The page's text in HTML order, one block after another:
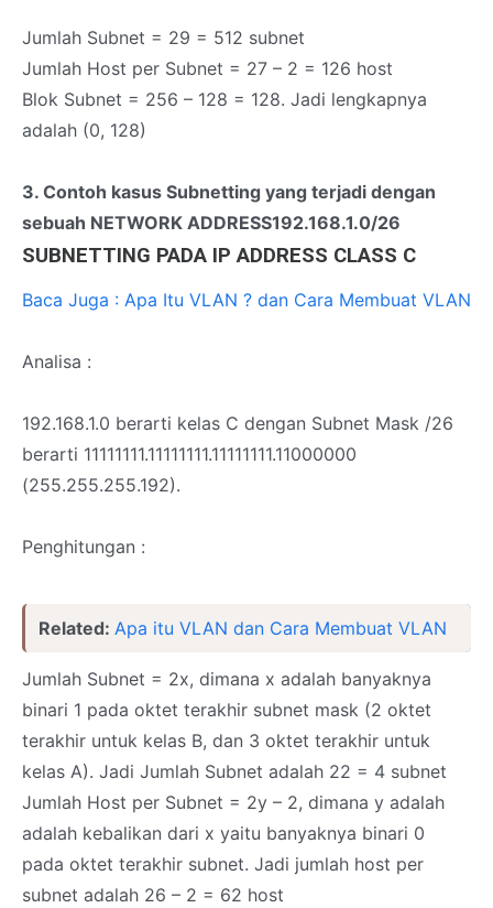
Jumlah Subnet = 29 = 512 subnet
Jumlah Host per Subnet = 27 – 2 = 126 host
Blok Subnet = 256 – 128 = 128. Jadi lengkapnya
adalah (0, 128)
3. Contoh kasus Subnetting yang terjadi dengan
sebuah NETWORK ADDRESS192.168.1.0/26
SUBNETTING PADA IP ADDRESS CLASS C
Baca Juga : Apa Itu VLAN ? dan Cara Membuat VLAN
Analisa :
192.168.1.0 berarti kelas C dengan Subnet Mask /26
berarti 11111111.11111111.11111111.11000000
(255.255.255.192).
Penghitungan :
Related: Apa itu VLAN dan Cara Membuat VLAN
Jumlah Subnet = 2x, dimana x adalah banyaknya
binari 1 pada oktet terakhir subnet mask (2 oktet
terakhir untuk kelas B, dan 3 oktet terakhir untuk
kelas A). Jadi Jumlah Subnet adalah 22 = 4 subnet
Jumlah Host per Subnet = 2y – 2, dimana y adalah
adalah kebalikan dari x yaitu banyaknya binari 0
pada oktet terakhir subnet. Jadi jumlah host per
subnet adalah 26 – 2 = 62 host